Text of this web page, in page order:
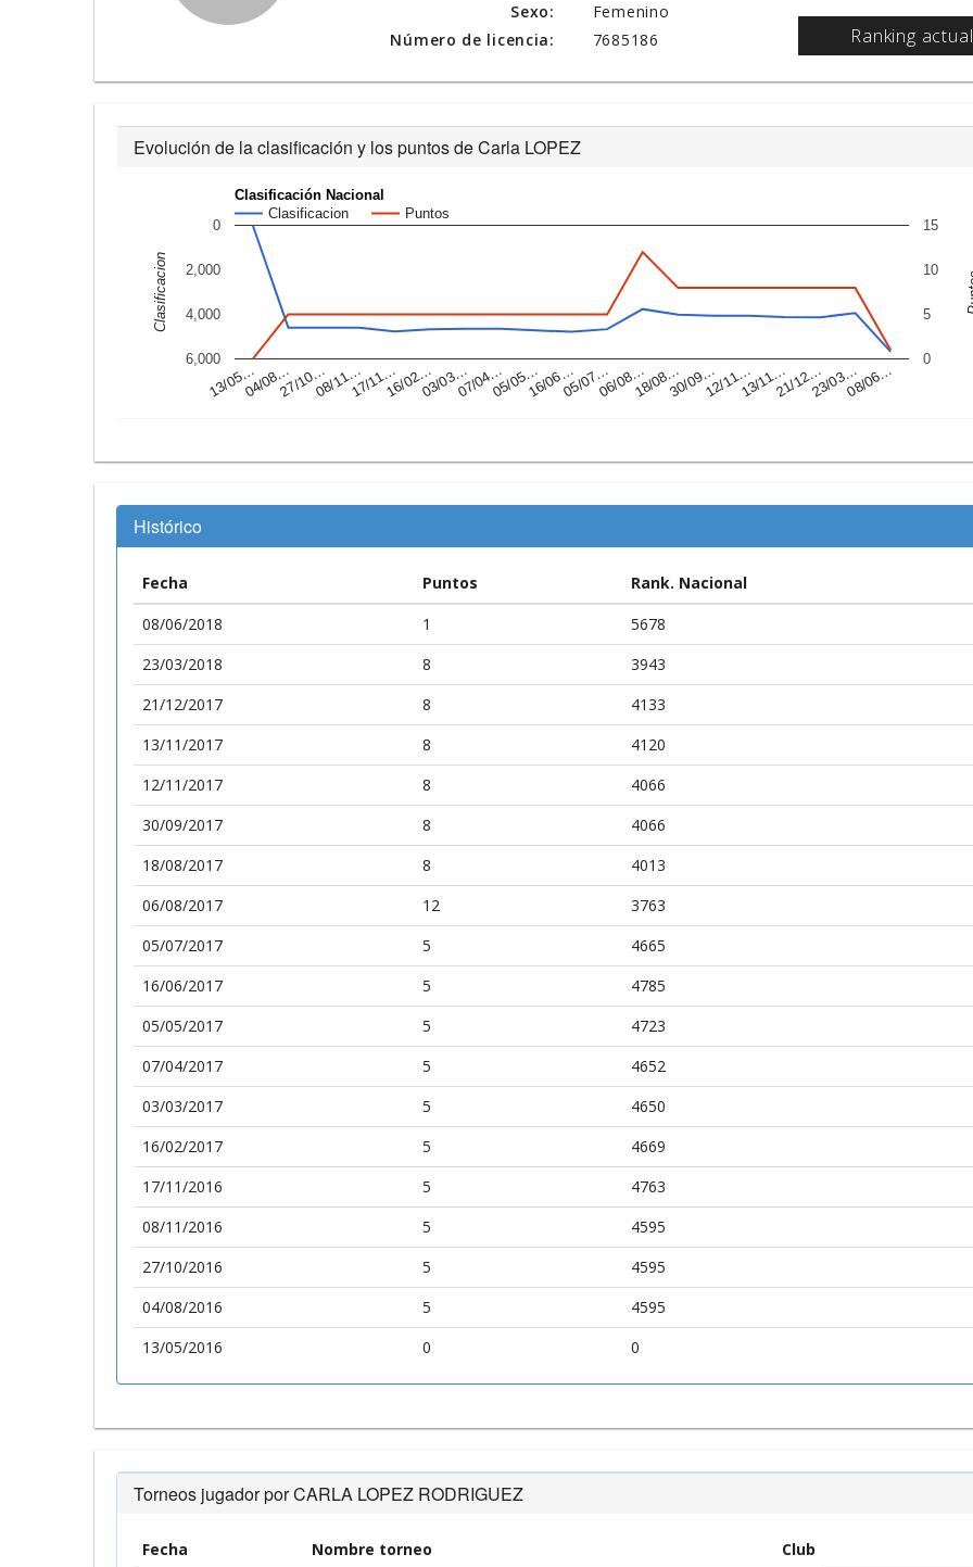
Sexo:
Número de licencia:
Femenino
7685186
Ranking actual
Evolución de la clasificación y los puntos de Carla LOPEZ
Clasificación Nacional
Clasificacion
Puntos
13/05…04/08…27/10…08/11…17/11…16/02…03/03…07/04…05/05…16/06…05/07…06/08…18/08…30/09…12/11…13/11…21/12…23/03…08/06…
0
2,000
4,000
6,000 0
5
10
15
Clasificacion
Histórico
Fecha Puntos
Rank. Nacional
08/06/2018
1
5678
23/03/2018
8
3943
21/12/2017
8
4133
13/11/2017
8
4120
12/11/2017
8
4066
30/09/2017
8
4066
18/08/2017
8
4013
06/08/2017
12
3763
05/07/2017
5
4665
16/06/2017
5
4785
05/05/2017
5
4723
07/04/2017
5
4652
03/03/2017
5
4650
16/02/2017
5
4669
17/11/2016
5
4763
08/11/2016
5
4595
27/10/2016
5
4595
04/08/2016
5
4595
13/05/2016
0 0
Torneos jugador por CARLA LOPEZ RODRIGUEZ
Fecha Nombre torneo
Club